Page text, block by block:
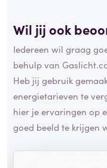
Wil jij ook
Iedereen wil graag
behulp van
Heb jij gebruik
energietarieven te
hier je ervaringen op
goed beeld te krijgen